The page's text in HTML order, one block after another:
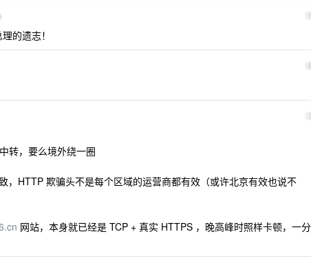
5
的遗志！
6
7
转，要么境外绕一圈
，HTTP 欺骗头不是每个区域的运营商都有效（或许北京有效也说不
网站，本身就已经是 TCP + 真实 HTTPS ，晚高峰时照样卡顿，一分